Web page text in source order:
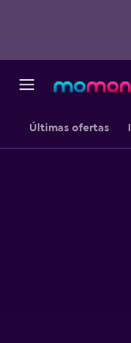
Últimas ofertas